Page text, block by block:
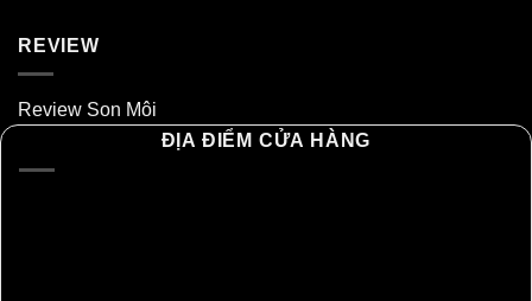
REVIEW
Review Son Môi
ĐỊA ĐIỂM CỬA HÀNG